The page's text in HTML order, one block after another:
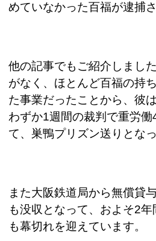
めていなかった百福が逮捕
他の記事でもご紹介しまし
がなく、ほとんど百福の持
た事業だったことから、彼
わずか1週間の裁判で重労働
て、巣鴨プリズン送りとな
また大阪鉄道局から無償貸
も没収となって、およそ2年
も幕切れを迎えています。